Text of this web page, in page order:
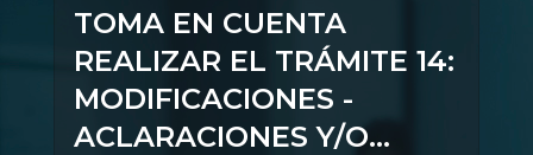
TOMA EN CUENTA
REALIZAR EL TRÁMITE 14:
MODIFICACIONES -
ACLARACIONES Y/O